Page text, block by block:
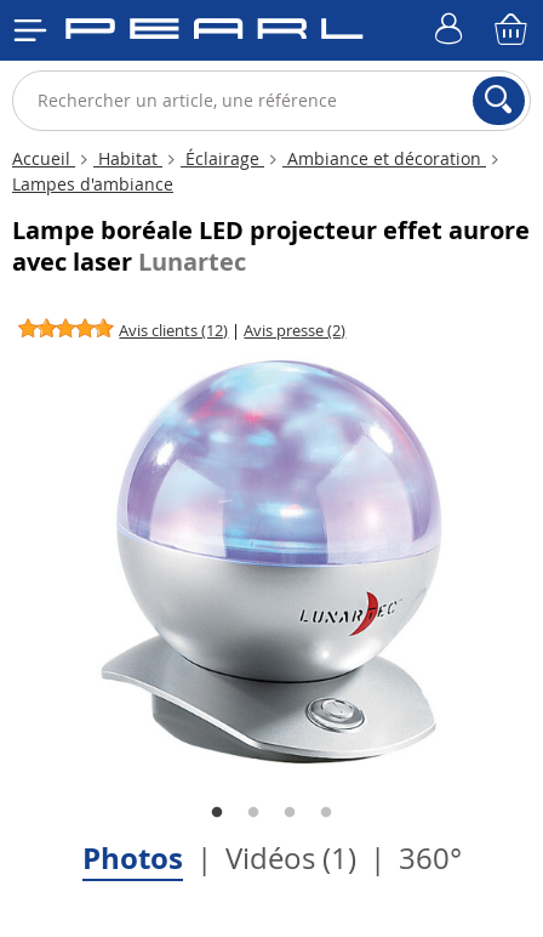
Accueil Habitat Éclairage
Ambiance et décoration
Lampes d'ambiance
Lampe boréale LED projecteur effet aurore
avec laser Lunartec
Avis clients (12) |Avis presse (2)
Photos Vidéos (1) 360°